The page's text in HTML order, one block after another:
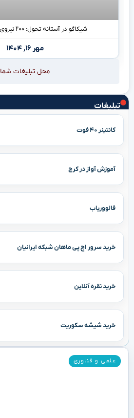
تبلیغات
کانتینر ۴۰ فوت
آموزش آواز در کرج
فالووریاب
خرید سرور اچ پی ماهان شبکه ایرانیان
خرید نقره آنلاین
خرید شیشه سکوریت
علمی و فناوری
شیکاگو در آستانه تحول: ۲۰۰ نیروی ویژه در راهند!
مهر ۱۶, ۱۴۰۴
محل تبلیغات شما